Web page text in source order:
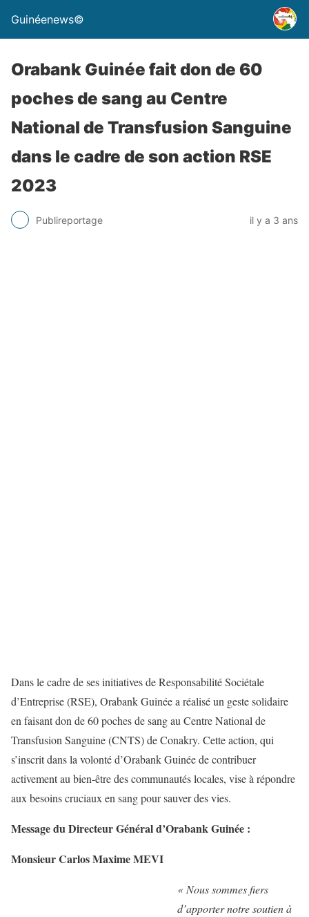
Guinéenews©
Orabank Guinée fait don de 60
poches de sang au Centre
National de Transfusion Sanguine
dans le cadre de son action RSE
2023
Publireportage il y a 3 ans
Dans le cadre de ses initiatives de Responsabilité Sociétale
d’Entreprise (RSE), Orabank Guinée a réalisé un geste solidaire
en faisant don de 60 poches de sang au Centre National de
Transfusion Sanguine (CNTS) de Conakry. Cette action, qui
s’inscrit dans la volonté d’Orabank Guinée de contribuer
activement au bien-être des communautés locales, vise à répondre
aux besoins cruciaux en sang pour sauver des vies.
Message du Directeur Général d’Orabank Guinée :
Monsieur Carlos Maxime MEVI
« Nous sommes fiers
d’apporter notre soutien à